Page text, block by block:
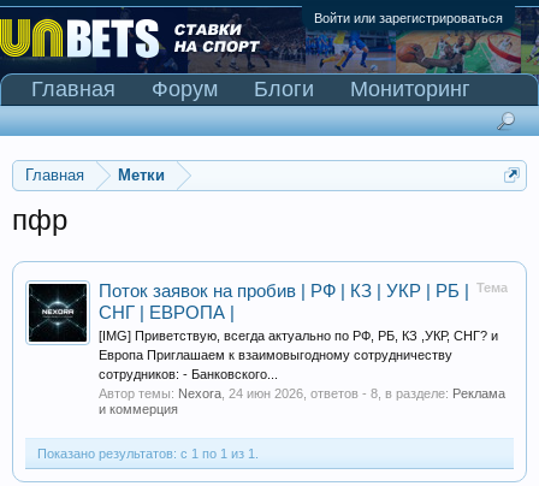
Войти или зарегистрироваться
Главная Метки
пфр
Тема
Поток заявок на пробив | РФ | КЗ | УКР | РБ |
СНГ | ЕВРОПА |
[IMG] Приветствую, всегда актуально по РФ, РБ, КЗ ,УКР, СНГ? и
Европа Приглашаем к взаимовыгодному сотрудничеству
сотрудников: - Банковского...
Автор темы: Nexora 24 июн 2026 , ответов - 8, в разделе: Реклама
и коммерция
Показано результатов: с 1 по 1 из 1.
Главная Форум Блоги
Мониторинг
Сканер Pinnacle